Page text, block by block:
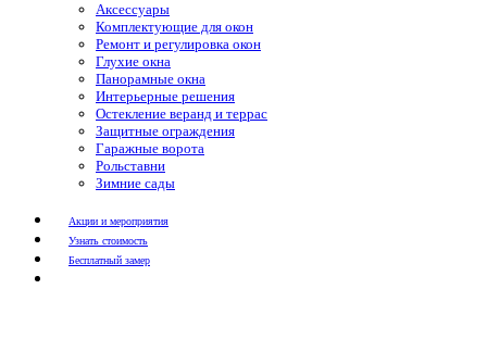
Аксессуары
Комплектующие для окон
Ремонт и регулировка окон
Глухие окна
Панорамные окна
Интерьерные решения
Остекление веранд и террас
Защитные ограждения
Гаражные ворота
Рольставни
Зимние сады
Акции и мероприятия
Узнать стоимость
Бесплатный замер